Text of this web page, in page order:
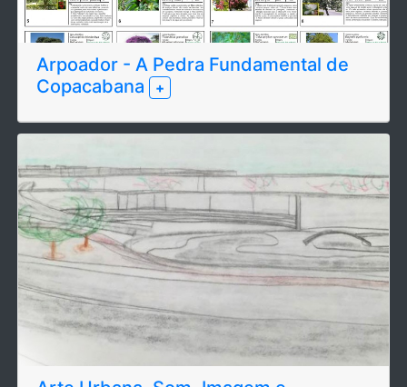
Arpoador - A Pedra Fundamental de
Copacabana
+